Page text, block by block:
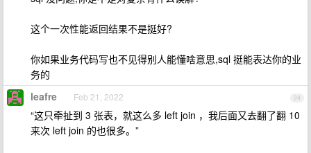
这个一次性能返回结果不是挺好?
你如果业务代码写也不见得别人能懂啥意思,sql 挺能表达你的业
务的
24
leafre Feb 21, 2022
“这只牵扯到 3 张表，就这么多 left join ，我后面又去翻了翻 10
来次 left join 的也很多。”